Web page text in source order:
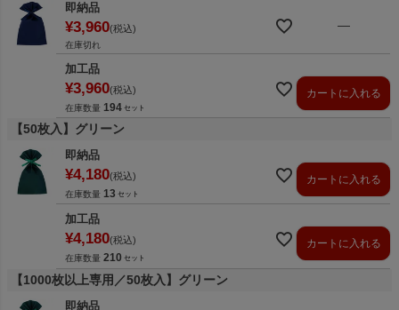
即納品
¥3,960 税込
在庫切れ
—
加工品
¥3,960 税込
在庫数量 194
カートに入れる
【50枚入】グリーン
即納品
¥4,180 税込
在庫数量 13
カートに入れる
加工品
¥4,180 税込
在庫数量 210
カートに入れる
【1000枚以上専用／50枚入】グリーン
即納品